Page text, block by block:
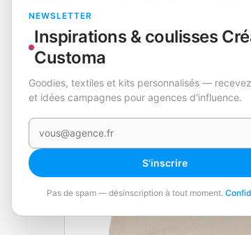
NEWSLETTER
Inspirations & coulisses
Customa
Goodies, textiles et kits personnalisés —
et idées campagnes pour agences d'influence.
Votre e-mail
S'inscrire
Pas de spam — désinscription à tout moment.